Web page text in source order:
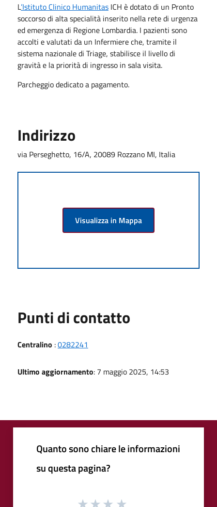
L’Istituto Clinico Humanitas ICH è dotato di un Pronto
soccorso di alta specialità inserito nella rete di urgenza
ed emergenza di Regione Lombardia. I pazienti sono
accolti e valutati da un Infermiere che, tramite il
sistema nazionale di Triage, stabilisce il livello di
gravità e la priorità di ingresso in sala visita.
Parcheggio dedicato a pagamento.
Indirizzo
via Perseghetto, 16/A, 20089 Rozzano MI, Italia
Visualizza in Mappa
Punti di contatto
Centralino :0282241
Ultimo aggiornamento: 7 maggio 2025, 14:53
Quanto sono chiare le informazioni
su questa pagina?